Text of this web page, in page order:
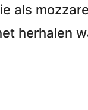
als
herhalen